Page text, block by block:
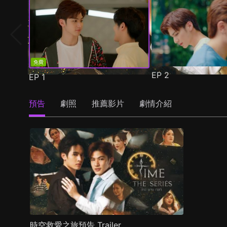
免費
EP1 EP 2
預告 劇照 推薦影片 劇情介紹
時空救愛之旅預告 Trailer